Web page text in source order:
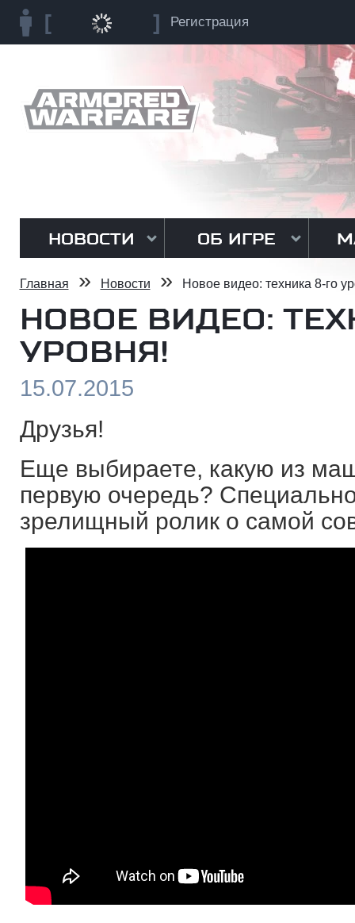
Регистрация
НОВОСТИ ОБ ИГРЕ
Главная » Новости » Новое видео: техника 8-го
НОВОЕ ВИДЕО:
УРОВНЯ!
15.07.2015
Друзья!
Еще выбираете, какую из
первую очередь?
зрелищный ролик о самой